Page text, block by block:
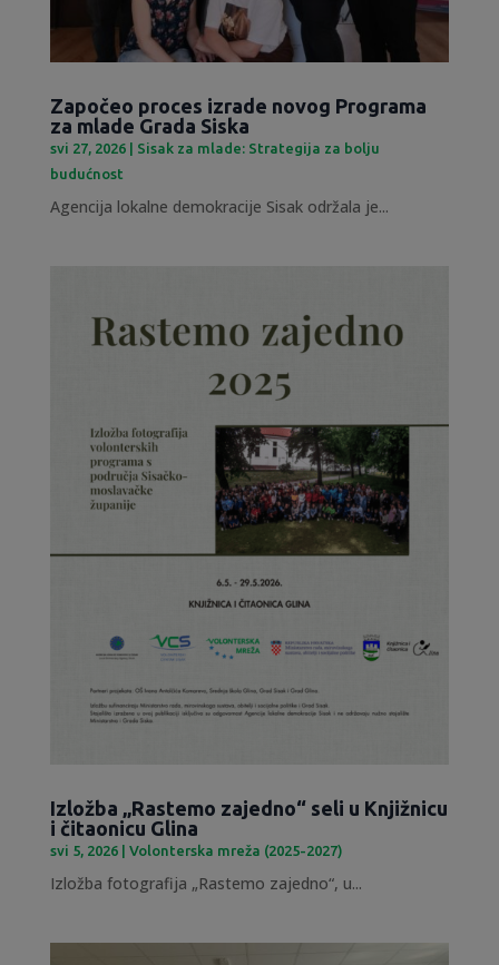
Započeo proces izrade novog Programa
za mlade Grada Siska
svi 27, 2026| Sisak za mlade: Strategija za bolju
budućnost
Agencija lokalne demokracije Sisak održala je...
Izložba „Rastemo zajedno“ seli u Knjižnicu
i čitaonicu Glina
svi 5, 2026| Volonterska mreža (2025-2027)
Izložba fotografija „Rastemo zajedno“, u...